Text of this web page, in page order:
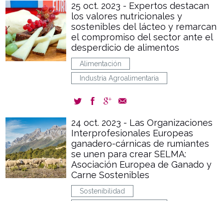
25 oct. 2023 - Expertos destacan
los valores nutricionales y
sostenibles del lácteo y remarcan
el compromiso del sector ante el
desperdicio de alimentos
Alimentación
Industria Agroalimentaria
24 oct. 2023 - Las Organizaciones
Interprofesionales Europeas
ganadero-cárnicas de rumiantes
se unen para crear SELMA:
Asociación Europea de Ganado y
Carne Sostenibles
Sostenibilidad